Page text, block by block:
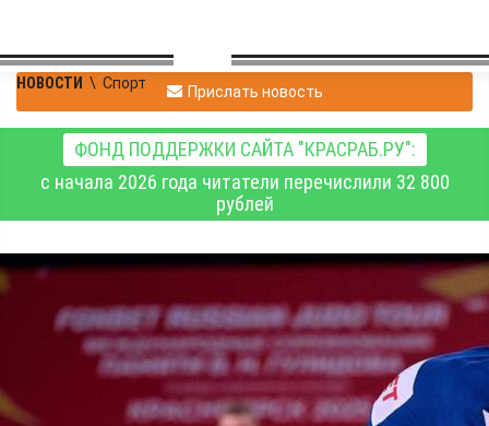
НОВОСТИ \ Спорт Прислать новость
ФОНД ПОДДЕРЖКИ САЙТА "КРАСРАБ.РУ":
с начала 2026 года читатели перечислили 32 800
рублей
Красноярск примет
международный турнир
по дзюдо памяти
Владимира Гулидова